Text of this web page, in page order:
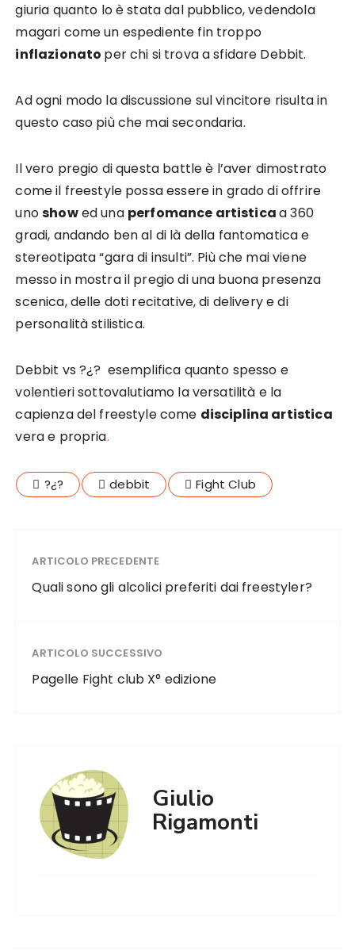
giuria quanto lo è stata dal pubblico, vedendola
magari come un espediente fin troppo
inflazionato per chi si trova a sfidare Debbit.
Ad ogni modo la discussione sul vincitore risulta in
questo caso più che mai secondaria.
Il vero pregio di questa battle è l’aver dimostrato
come il freestyle possa essere in grado di offrire
unoshowed una perfomance artisticaa 360
gradi, andando ben al di là della fantomatica e
stereotipata “gara di insulti”. Più che mai viene
messo in mostra il pregio di una buona presenza
scenica, delle doti recitative, di delivery e di
personalità stilistica.
Debbit vs ?¿? esemplifica quanto spesso e
volentieri sottovalutiamo la versatilità e la
capienza del freestyle come disciplina artistica
vera e propria.
?¿? debbit Fight Club
ARTICOLO PRECEDENTE
Quali sono gli alcolici preferiti dai freestyler?
ARTICOLO SUCCESSIVO
Pagelle Fight club X° edizione
Giulio
Rigamonti